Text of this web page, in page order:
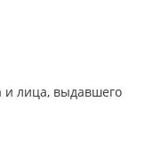
и лица, выдавшего